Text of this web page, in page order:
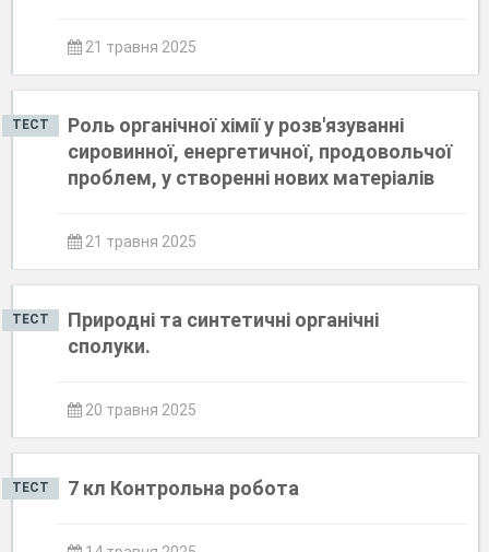
21 травня 2025
ТЕСТ
Роль органічної хімії у розв'язуванні
сировинної, енергетичної, продовольчої
проблем, у створенні нових матеріалів
21 травня 2025
ТЕСТ
Природні та синтетичні органічні
сполуки.
20 травня 2025
ТЕСТ 7 кл Контрольна робота